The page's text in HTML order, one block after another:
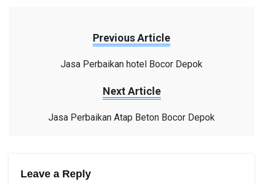
Previous Article
Jasa Perbaikan hotel Bocor Depok
Next Article
Jasa Perbaikan Atap Beton Bocor Depok
Leave a Reply